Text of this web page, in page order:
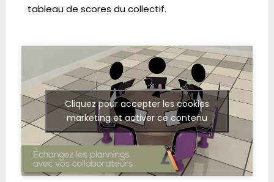
tableau de scores du collectif.
Cliquez pour accepter les cookies
marketing et activer ce contenu